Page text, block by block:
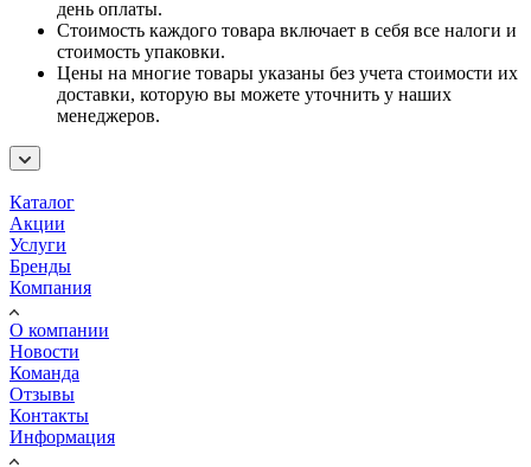
день оплаты.
Стоимость каждого товара включает в себя все налоги и
стоимость упаковки.
Цены на многие товары указаны без учета стоимости их
доставки, которую вы можете уточнить у наших
менеджеров.
Каталог
Акции
Услуги
Бренды
Компания
О компании
Новости
Команда
Отзывы
Контакты
Информация